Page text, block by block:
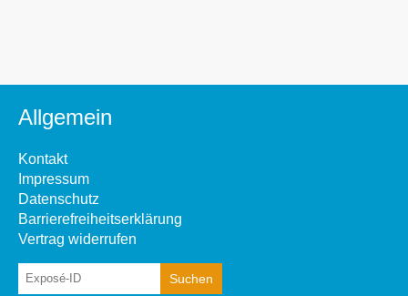
Allgemein
Kontakt
Impressum
Datenschutz
Barrierefreiheitserklärung
Vertrag widerrufen